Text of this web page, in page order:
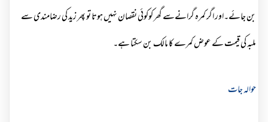
بن جائے۔اور اگر کمرہ گرانےسے گھر کوکوئی نقصان نہیں ہوتا تو پھر زید کی رضامندی سے
ملبہ کی قیمت کے عوض کمرے کا مالک بن سکتا ہے۔
حوالہ جات